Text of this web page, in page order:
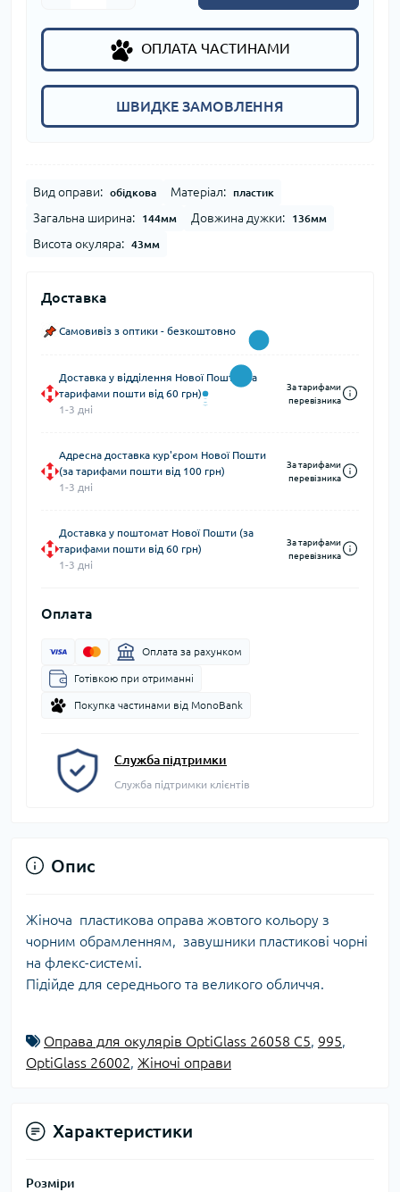
ОПЛАТА ЧАСТИНАМИ
ШВИДКЕ ЗАМОВЛЕННЯ
Вид оправи: обідкова Матеріал: пластик
Загальна ширина: 144мм Довжина дужки: 136мм
Висота окуляра: 43мм
Доставка
Самовивіз з оптики - безкоштовно
Доставка у відділення Нової Пошти (за
тарифами пошти від 60 грн)
1-3 дні
За тарифами
перевізника
Адресна доставка кур'єром Нової Пошти
(за тарифами пошти від 100 грн)
1-3 дні
За тарифами
перевізника
Доставка у поштомат Нової Пошти (за
тарифами пошти від 60 грн)
1-3 дні
За тарифами
перевізника
Оплата
Оплата за рахунком
Готівкою при отриманні
Покупка частинами від MonoBank
Служба підтримки
Служба підтримки клієнтів
Опис
Жіноча пластикова оправа жовтого кольору з
чорним обрамленням, завушники пластикові чорні
на флекс-системі.
Підійде для середнього та великого обличчя.
Оправа для окулярів OptiGlass 26058 C5 995
OptiGlass 26002 Жіночі оправи
Характеристики
Розміри